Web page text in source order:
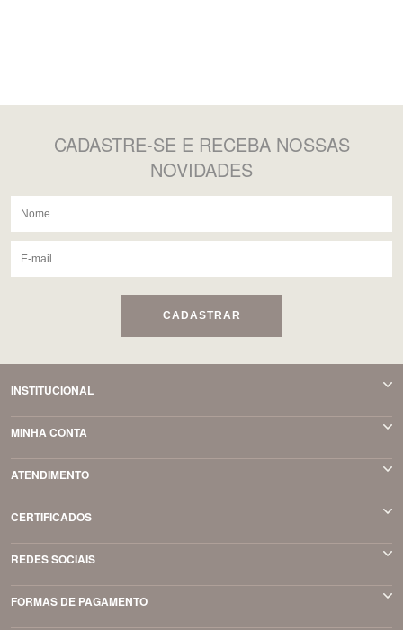
CADASTRE-SE E RECEBA NOSSAS
NOVIDADES
CADASTRAR
INSTITUCIONAL
MINHA CONTA
ATENDIMENTO
CERTIFICADOS
REDES SOCIAIS
FORMAS DE PAGAMENTO